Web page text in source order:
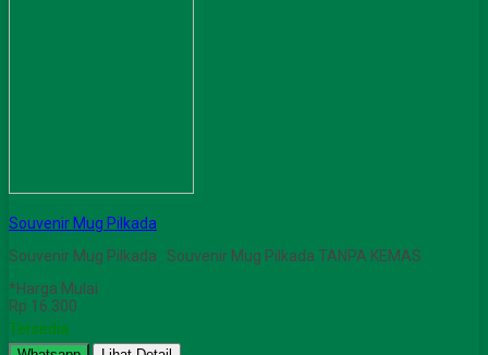
Souvenir Mug Pilkada
Souvenir Mug Pilkada Souvenir Mug Pilkada TANPA KEMAS
*Harga Mulai
Rp 16.300
Tersedia